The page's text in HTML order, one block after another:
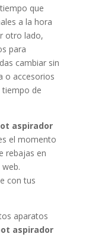
que
a la hora
otro lado,
para
cambiar sin
o accesorios
tiempo de
aspirador
el momento
rebajas en
con tus
aparatos
aspirador